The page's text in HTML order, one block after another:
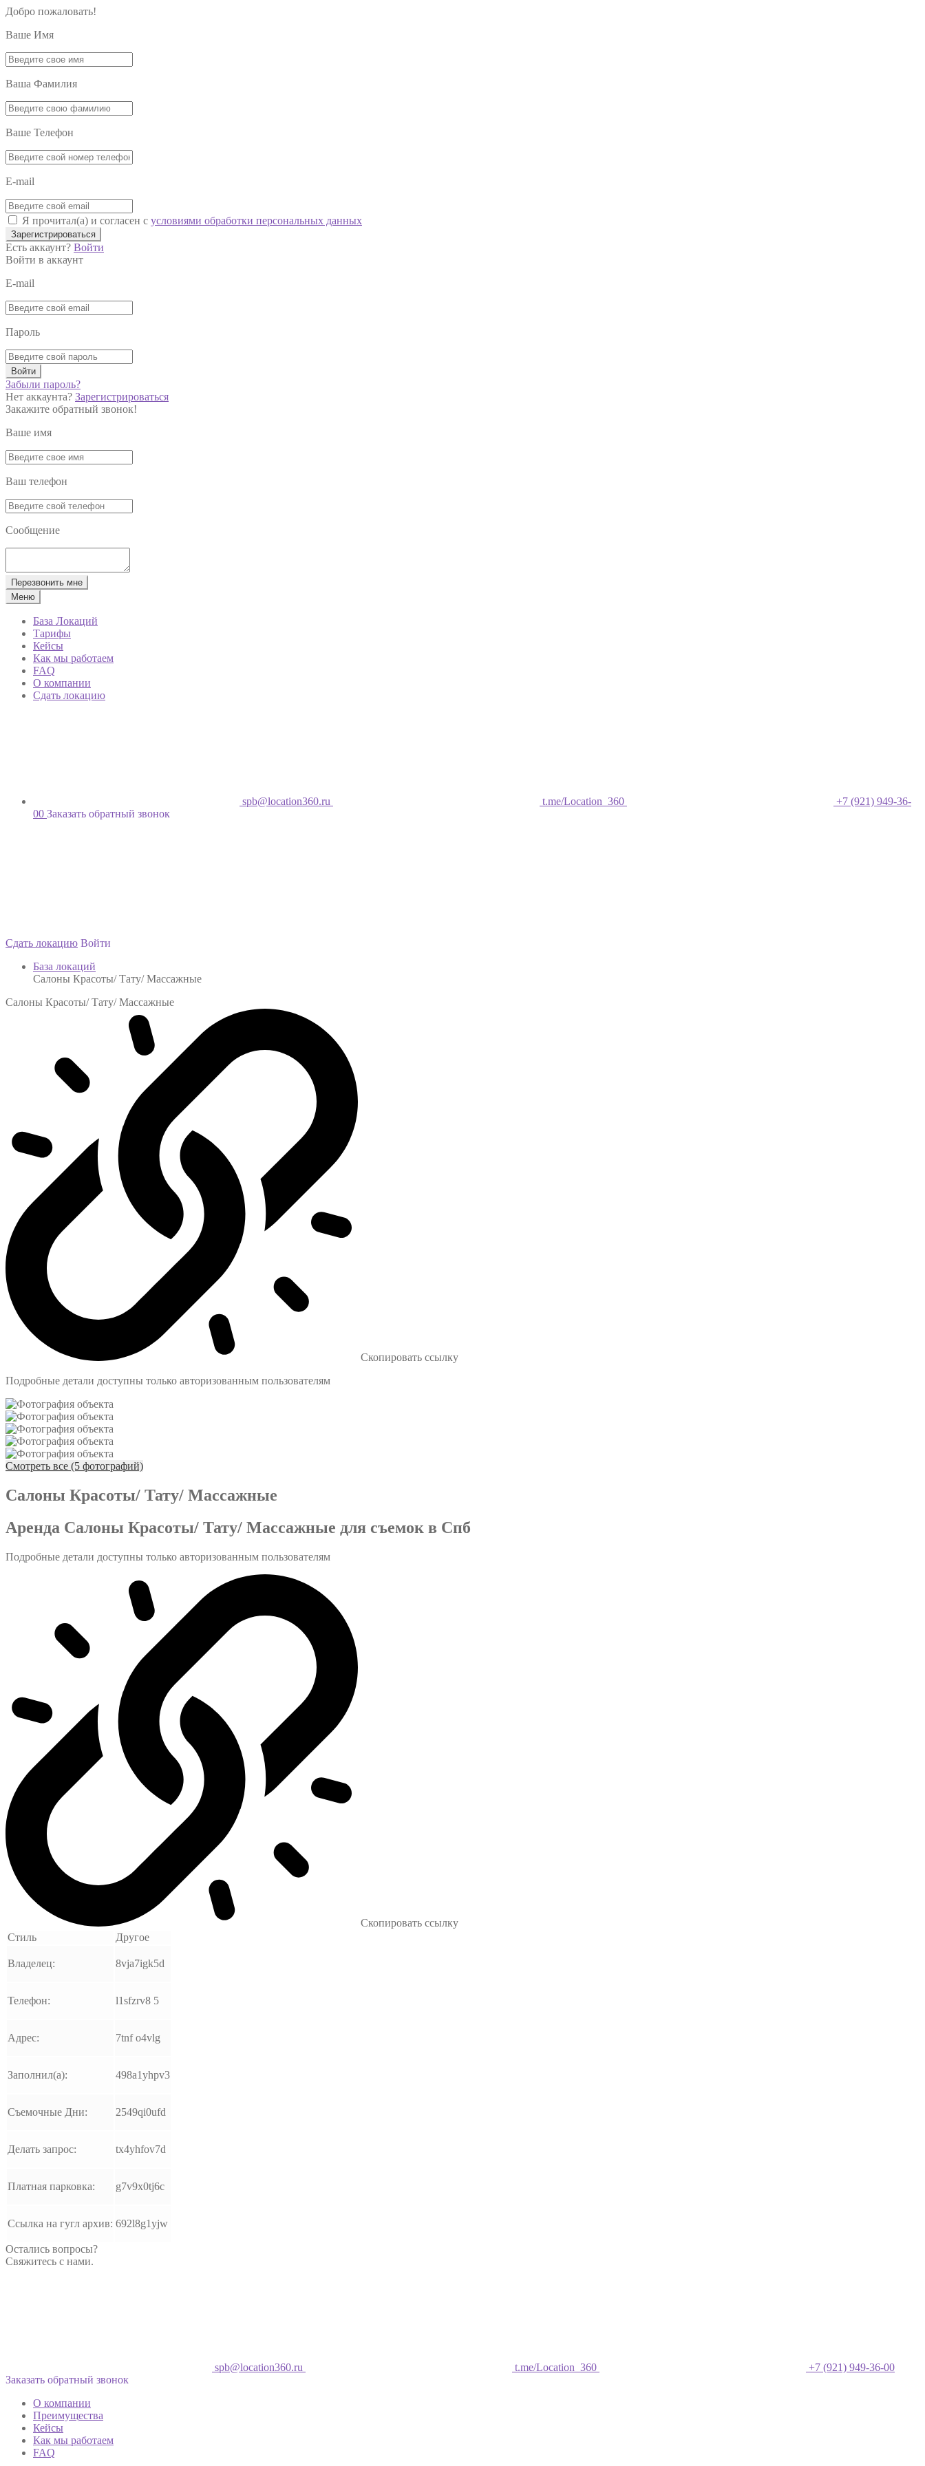
Добро пожаловать!
Ваше Имя
Ваша Фамилия
Ваше Телефон
E-mail
Я прочитал(а) и согласен с условиями обработки персональных данных
Зарегистрироваться
Есть аккаунт? Войти
Войти в аккаунт
E-mail
Пароль
Войти
Забыли пароль?
Нет аккаунта? Зарегистрироваться
Закажите обратный звонок!
Ваше имя
Ваш телефон
Сообщение
Перезвонить мне
Меню
База Локаций
Тарифы
Кейсы
Как мы работаем
FAQ
О компании
Сдать локацию
spb@location360.ru t.me/Location_360
+7 (921) 949-36-
00 Заказать обратный звонок
Сдать локацию Войти
База локаций
Салоны Красоты/ Тату/ Массажные
Салоны Красоты/ Тату/ Массажные
Скопировать ссылку
Подробные детали доступны только авторизованным пользователям
Смотреть все (5 фотографий)
Салоны Красоты/ Тату/ Массажные
Аренда Салоны Красоты/ Тату/ Массажные для съемок в Спб
Подробные детали доступны только авторизованным пользователям
Скопировать ссылку
Стиль
Другое
Владелец: 8vja7igk5d
Телефон: l1sfzrv8 5
Адрес: 7tnf o4vlg
Заполнил(а): 498a1yhpv3
Съемочные Дни: 2549qi0ufd
Делать запрос: tx4yhfov7d
Платная парковка: g7v9x0tj6c
Ссылка на гугл архив: 692l8g1yjw
Остались вопросы?
Свяжитесь с нами.
spb@location360.ru t.me/Location_360
+7 (921) 949-36-00
Заказать обратный звонок
О компании
Преимущества
Кейсы
Как мы работаем
FAQ